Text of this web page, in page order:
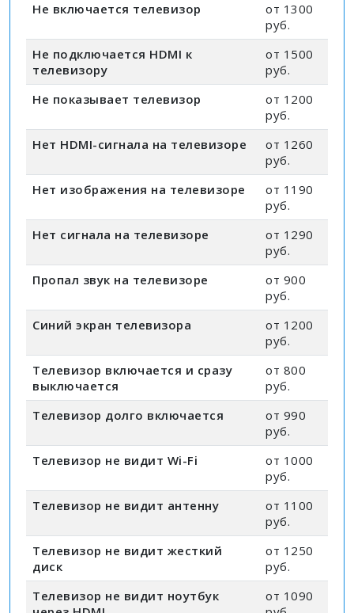
Не включается телевизор
от 1300
руб.
Не подключается HDMI к
телевизору
от 1500
руб.
Не показывает телевизор
от 1200
руб.
Нет HDMI-сигнала на телевизоре
от 1260
руб.
Нет изображения на телевизоре
от 1190
руб.
Нет сигнала на телевизоре
от 1290
руб.
Пропал звук на телевизоре
от 900
руб.
Синий экран телевизора
от 1200
руб.
Телевизор включается и сразу
выключается
от 800
руб.
Телевизор долго включается
от 990
руб.
Телевизор не видит Wi-Fi
от 1000
руб.
Телевизор не видит антенну
от 1100
руб.
Телевизор не видит жесткий
диск
от 1250
руб.
Телевизор не видит ноутбук
от 1090